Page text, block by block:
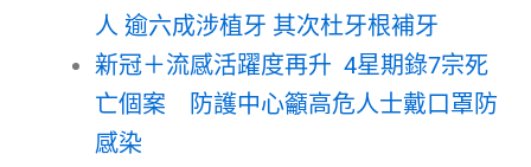
人 逾六成涉植牙 其次杜牙根補牙
新冠＋流感活躍度再升 4星期錄7宗死
亡個案 防護中心籲高危人士戴口罩防
感染